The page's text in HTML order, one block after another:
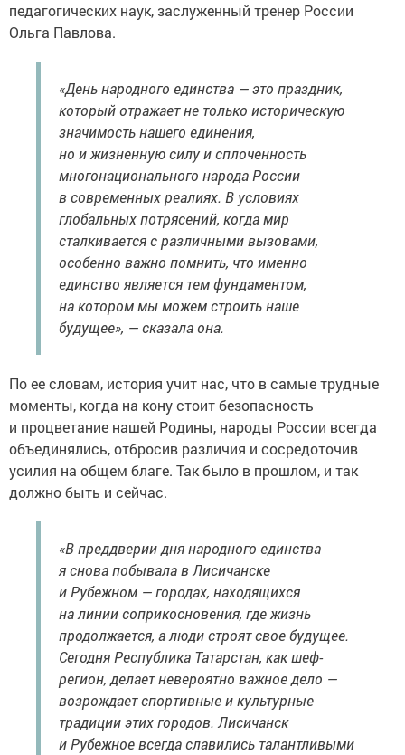
педагогических наук, заслуженный тренер России
Ольга Павлова.
«День народного единства — это праздник,
который отражает не только историческую
значимость нашего единения,
но и жизненную силу и сплоченность
многонационального народа России
в современных реалиях. В условиях
глобальных потрясений, когда мир
сталкивается с различными вызовами,
особенно важно помнить, что именно
единство является тем фундаментом,
на котором мы можем строить наше
будущее», — сказала она.
По ее словам, история учит нас, что в самые трудные
моменты, когда на кону стоит безопасность
и процветание нашей Родины, народы России всегда
объединялись, отбросив различия и сосредоточив
усилия на общем благе. Так было в прошлом, и так
должно быть и сейчас.
«В преддверии дня народного единства
я снова побывала в Лисичанске
и Рубежном — городах, находящихся
на линии соприкосновения, где жизнь
продолжается, а люди строят свое будущее.
Сегодня Республика Татарстан, как шеф-
регион, делает невероятно важное дело —
возрождает спортивные и культурные
традиции этих городов. Лисичанск
и Рубежное всегда славились талантливыми